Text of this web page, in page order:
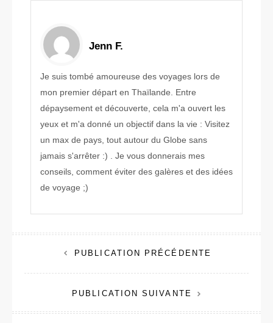
Jenn F.
Je suis tombé amoureuse des voyages lors de
mon premier départ en Thaïlande. Entre
dépaysement et découverte, cela m'a ouvert les
yeux et m'a donné un objectif dans la vie : Visitez
un max de pays, tout autour du Globe sans
jamais s'arrêter :) . Je vous donnerais mes
conseils, comment éviter des galères et des idées
de voyage ;)
Navigation
de
l’article
PUBLICATION PRÉCÉDENTE
PUBLICATION SUIVANTE